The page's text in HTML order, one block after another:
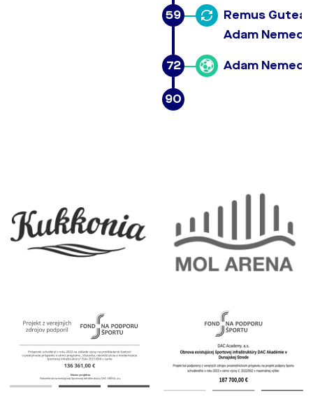
59
Remus Gutea
Adam Nemec
72 Adam Nemec
90